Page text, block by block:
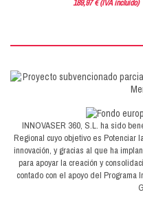
189,97 € (IVA incluido)
INNOVASER 360, S.L. ha sido
Regional cuyo objetivo es Potenciar
innovación, y gracias al que ha
para apoyar la creación y
contado con el apoyo del Programa